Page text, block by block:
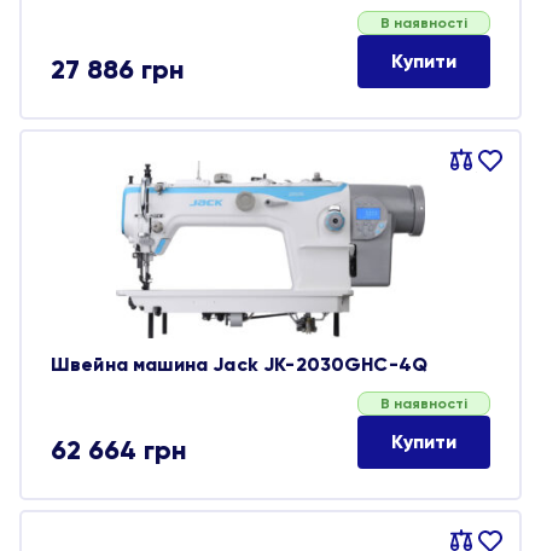
27 886 грн
В наявності
Купити
Порівняти
В
Швейна машина Jack JK-2030GHC-4Q
62 664 грн
В наявності
Купити
Порівняти
В